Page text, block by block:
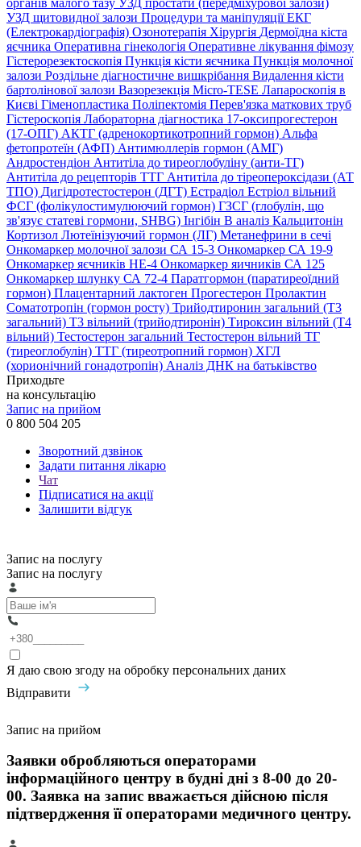
УЗД щитовидної залози Процедури та маніпуляціїЕКГ
(Електрокардіографія) Озонотерапія Хірургія Дермоїдна кіста
яєчника Оперативна гінекологія Оперативне лікування фімозу
Гістерорезектоскопія Пункція кісти яєчника Пункція молочної
залози Роздільне діагностичне вишкрібання Видалення кісти
бартолінової залози Вазорезекція Micro-TESE Лапароскопія в
Києві Гіменопластика Поліпектомія Перев'язка маткових труб
Гістероскопія Лабораторна діагностика 17-оксипрогестерон
(17-ОПГ) АКТГ (адренокортикотропний гормон) Альфа
фетопротеїн (АФП) Антимюллерів гормон (АМГ)
Андростендіон Антитіла до тиреоглобуліну (анти-ТГ)
Антитіла до рецепторів ТТГ Антитіла до тіреопероксідази (АТ
ТПО) Дигідротестостерон (ДГТ) Естрадіол Естріол вільний
ФСГ (фолікулостимулюючий гормон) ГЗСГ (глобулін, що
зв'язує статеві гормони, SHBG) Інгібін B аналіз Кальцитонін
Кортизол Лютеїнізуючий гормон (ЛГ) Метанефрини в сечі
Онкомаркер молочної залози СА 15-3 Онкомаркер СА 19-9
Онкомаркер яєчників НЕ-4 Онкомаркер яичників СА 125
Онкомаркер шлунку СА 72-4 Паратгормон (паратиреоїдний
гормон) Плацентарний лактоген Прогестерон Пролактин
Соматотропін (гормон росту) Трийодтиронин загальний (Т3
загальний) Т3 вільний (трийодтиронін) Тироксин вільний (Т4
вільний) Тестостерон загальний Тестостерон вільний ТГ
(тиреоглобулін) ТТГ (тиреотропний гормон) ХГЛ
(хорионічний гонадотропін) Аналіз ДНК на батьківство
Приходьте
на консультацію
Запис на прийом
0 800 504 205
Зворотний дзвінок
Задати питання лікарю
Чат
Підписатися на акції
Залишити відгук
Запис на послугу
Запис на послугу
Я даю свою згоду на обробку персональних даних
Відправити
Запис на прийом
Заявки обробляються операторами
інформаційного центру в будні дні з 8-00 до 20-
00. Заявка на запис вважається дійсною після
підтвердження її операторами медичного центру.